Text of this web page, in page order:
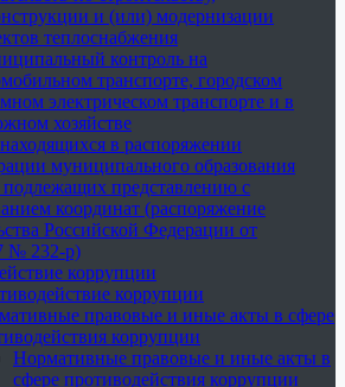
и (или) модернизации
теплоснабжения
контроль на
транспорте, городском
электрическом транспорте и в
хозяйстве
в распоряжении
муниципального образования
подлежащих представлению с
координат (распоряжение
Российской Федерации от
№ 232-р)
коррупции
коррупции
правовые и иные акты в сфере
коррупции
Нормативные правовые и иные акты в
сфере противодействия коррупции